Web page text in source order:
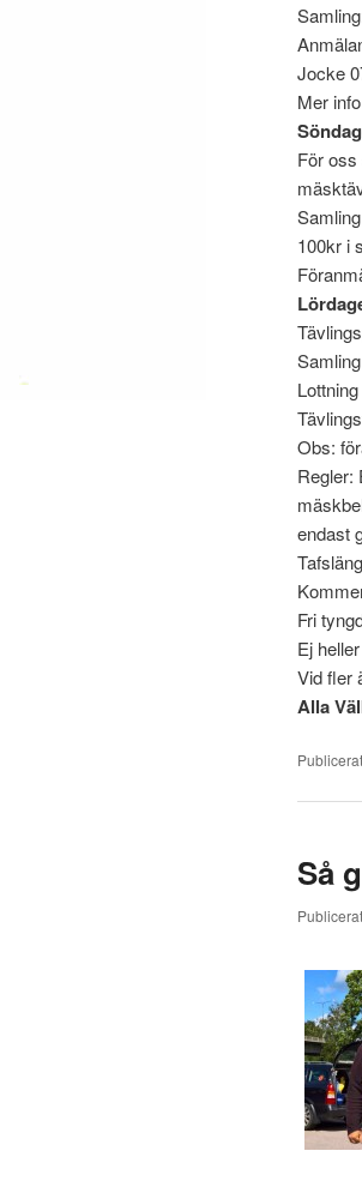
Jocke
Mer info
För
100kr i
Obs:
Regler:
endast
Fri
Ej
Vid fler
Alla
Så
Publicerat